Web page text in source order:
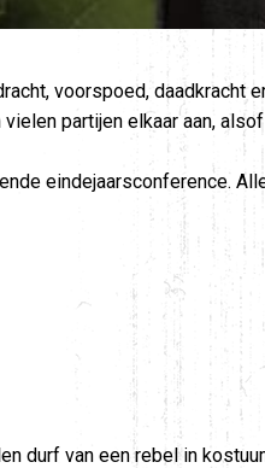
voorspoed, daadkracht
partijen elkaar aan,
eindejaarsconference.
durf van een rebel in